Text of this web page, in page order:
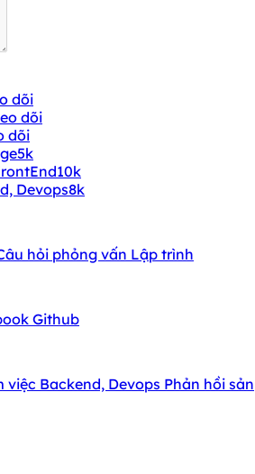
dõi
dõi
dõi
5k
10k
Devops8k
hỏi phỏng vấn Lập trình
Github
việc Backend, Devops Phản hồi sản